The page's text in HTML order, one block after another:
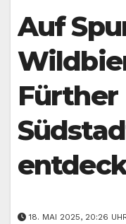
Auf
Fürther
18. MAI 2025, 20:26